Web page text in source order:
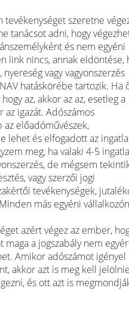
tevékenységet szeretne
tanácsot adni, hogy
és nem egyéni
link nincs, annak eldöntése,
vagy vagyonszerzés
hatáskörébe tartozik. Ha
az, akkor az az, esetleg a
igazát. Adószámos
előadóművészek,
lehet és elfogadott az
meg, ha valaki 4-5
de mégsem
vagy szerzői jogi
tevékenységek,
más egyéni
azért végez az ember,
maga a jogszabály nem
Amikor adószámot igényel
akkor azt is meg kell
és ott azt is